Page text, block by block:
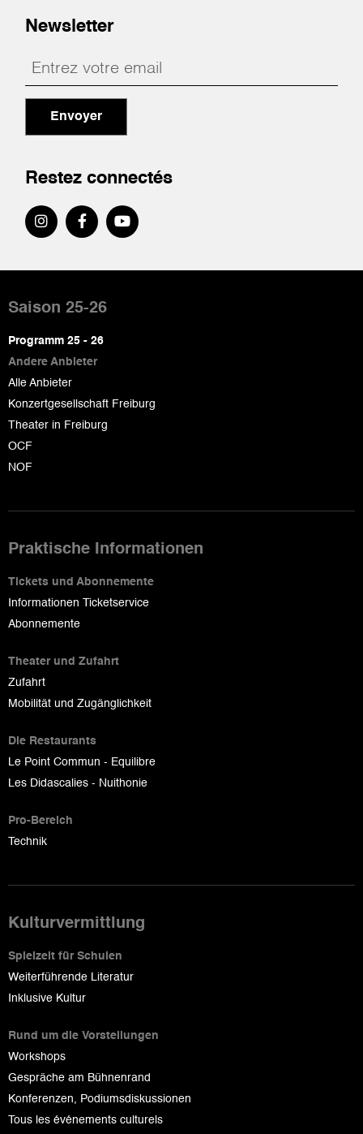
Newsletter
Envoyer
Restez connectés
de
page
Saison 25-26
Programm 25 - 26
Andere Anbieter
Alle Anbieter
Konzertgesellschaft Freiburg
Theater in Freiburg
OCF
NOF
Praktische Informationen
Tickets und Abonnemente
Informationen Ticketservice
Abonnemente
Theater und Zufahrt
Zufahrt
Mobilität und Zugänglichkeit
Die Restaurants
Le Point Commun - Equilibre
Les Didascalies - Nuithonie
Pro-Bereich
Technik
Kulturvermittlung
Spielzeit für Schulen
Weiterführende Literatur
Inklusive Kultur
Rund um die Vorstellungen
Workshops
Gespräche am Bühnenrand
Konferenzen, Podiumsdiskussionen
Tous les événements culturels